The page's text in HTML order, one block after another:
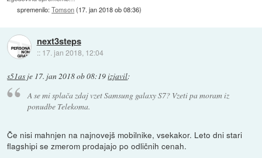
spremenilo:Tomson(17. jan 2018 ob 08:36)
next3steps
:: 17. jan 2018, 12:04
s51as je 17. jan 2018 ob 08:19izjavil:
A se mi splača zdaj vzet Samsung galaxy S7? Vzeti pa moram iz
ponudbe Telekoma.
Če nisi mahnjen na najnovejš mobilnike, vsekakor. Leto dni stari
flagshipi se zmerom prodajajo po odličnih cenah.